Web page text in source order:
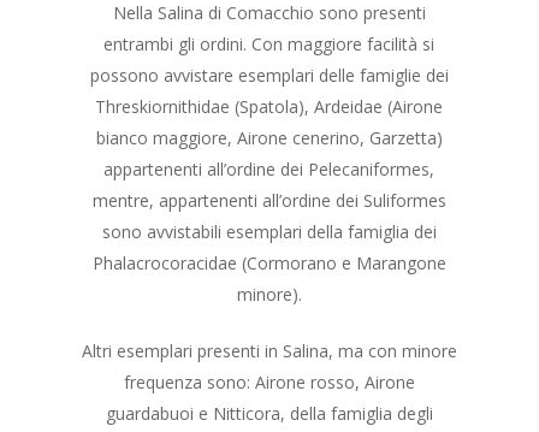
Nella Salina di Comacchio sono presenti
entrambi gli ordini. Con maggiore facilità si
possono avvistare esemplari delle famiglie dei
Threskiornithidae (Spatola), Ardeidae (Airone
bianco maggiore, Airone cenerino, Garzetta)
appartenenti all’ordine dei Pelecaniformes,
mentre, appartenenti all’ordine dei Suliformes
sono avvistabili esemplari della famiglia dei
Phalacrocoracidae (Cormorano e Marangone
minore).
Altri esemplari presenti in Salina, ma con minore
frequenza sono: Airone rosso, Airone
guardabuoi e Nitticora, della famiglia degli